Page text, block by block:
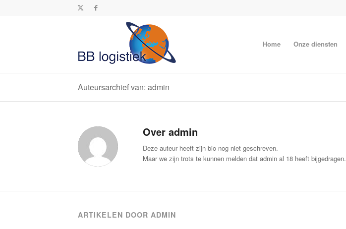
Home Onze diensten
Auteursarchief van: admin
Over admin
Deze auteur heeft zijn bio nog niet geschreven.
Maar we zijn trots te kunnen melden dat admin al 18 heeft bijgedragen.
ARTIKELEN DOOR ADMIN